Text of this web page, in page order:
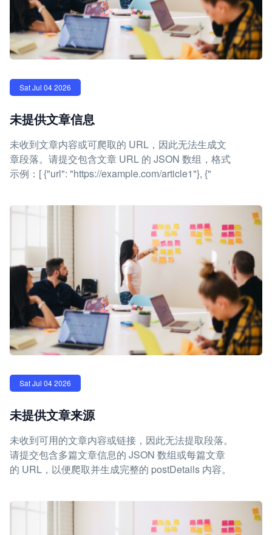
Sat Jul 04 2026
未提供文章信息
未收到文章内容或可爬取的 URL，因此无法生成文
章段落。请提交包含文章 URL 的 JSON 数组，格式
示例：[ {"url": "https://example.com/article1"}, {"
Sat Jul 04 2026
未提供文章来源
未收到可用的文章内容或链接，因此无法提取段落。
请提交包含多篇文章信息的 JSON 数组或每篇文章
的 URL，以便爬取并生成完整的 postDetails 内容。